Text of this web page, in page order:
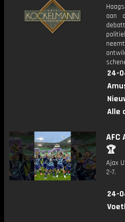
aan
24-
Alle
AFC
🏆
Ajax
2-7.
24-